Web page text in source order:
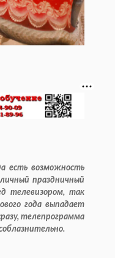
есть возможность
праздничный
телевизором, так
года выпадает
телепрограмма